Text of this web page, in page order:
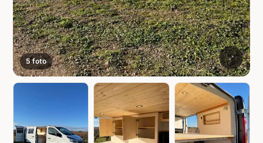
5 foto